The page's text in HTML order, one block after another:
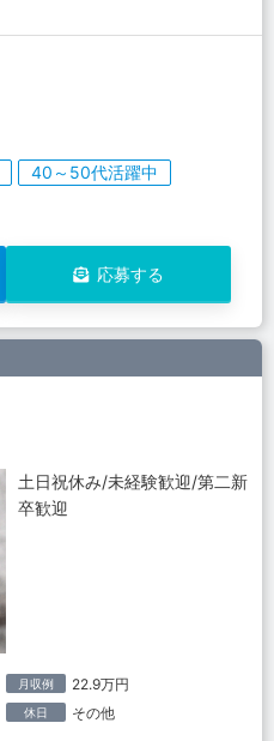
40～50代活躍中
応募する
土日祝休み/未経験歓迎/第二新
卒歓迎
月収例 22.9万円
休日 その他